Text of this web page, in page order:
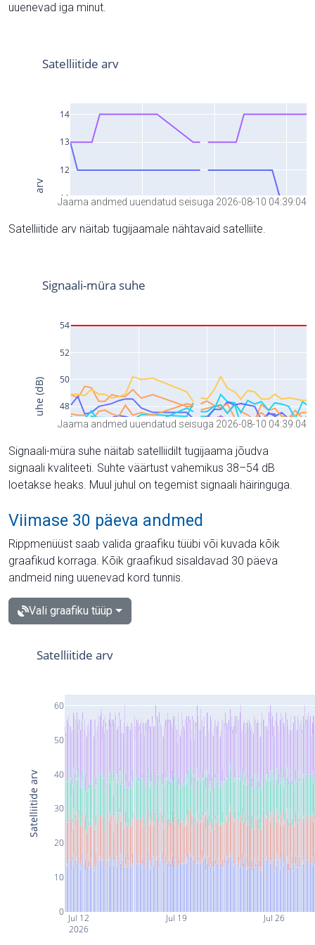
uuenevad iga minut.
Jaama andmed uuendatud seisuga 2026-08-10 04:39:04
Satelliitide arv näitab tugijaamale nähtavaid satelliite.
Jaama andmed uuendatud seisuga 2026-08-10 04:39:04
Signaali-müra suhe näitab satelliidilt tugijaama jõudva
signaali kvaliteeti. Suhte väärtust vahemikus 38–54 dB
loetakse heaks. Muul juhul on tegemist signaali häiringuga.
Viimase 30 päeva andmed
Rippmenüüst saab valida graafiku tüübi või kuvada kõik
graafikud korraga. Kõik graafikud sisaldavad 30 päeva
andmeid ning uuenevad kord tunnis.
Vali graafiku tüüp
Jul 12
2026
Jul 19 Jul 26
0
10
20
30
40
50
60
Satelliitide arv
Satelliitide arv